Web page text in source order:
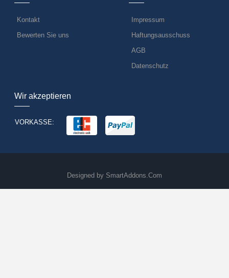
Kontakt
Bewerten Sie uns
Impressum
Haftungsausschuss
AGB
Datenschutz
Wir akzeptieren
VORKASSE:
Designed by SmartAddons.Com